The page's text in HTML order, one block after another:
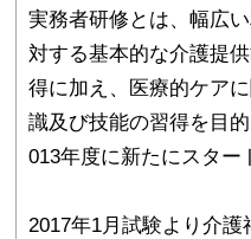
実務者研修とは、幅広
対する基本的な介護提
得に加え、医療的ケア
識及び技能の習得を目
013年度に新たにスター
2017年1月試験より介